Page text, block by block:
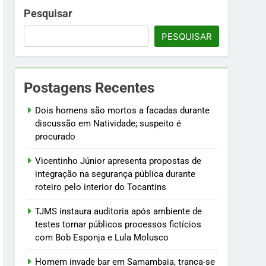
com Bob Esponja e Lula Molusco
e testam modelos para uso
Pesquisar
PESQUISAR
Postagens Recentes
Dois homens são mortos a facadas durante
discussão em Natividade; suspeito é
procurado
Vicentinho Júnior apresenta propostas de
integração na segurança pública durante
roteiro pelo interior do Tocantins
TJMS instaura auditoria após ambiente de
testes tornar públicos processos fictícios
com Bob Esponja e Lula Molusco
Homem invade bar em Samambaia, tranca-se